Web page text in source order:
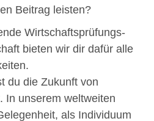
Beitrag leisten?
Wirtschaftsprüfungs-
bieten wir dir dafür alle
du die Zukunft von
In unserem weltweiten
als Individuum